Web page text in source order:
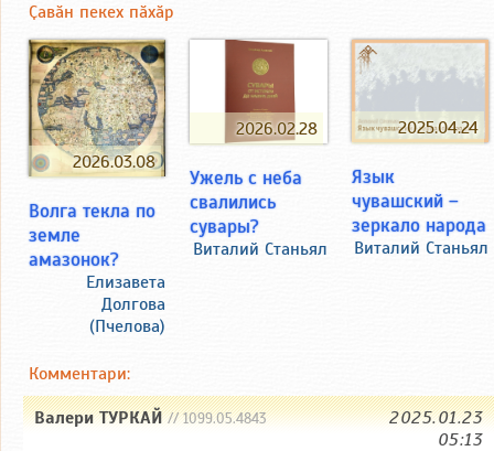
Ҫавӑн пекех пӑхӑр
2026.03.08
Волга текла по
земле
амазонок?
Елизавета
Долгова
(Пчелова)
2026.02.28
Ужель с неба
свалились
сувары?
Виталий Станьял
2025.04.24
Язык
чувашский –
зеркало народа
Виталий Станьял
Комментари:
Валери ТУРКАЙ// 1099.05.4843
2025.01.23
05:13